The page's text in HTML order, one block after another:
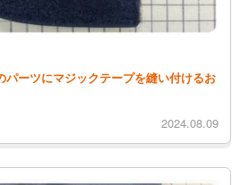
パーツにマジックテープを縫い付けるお
2024.08.09